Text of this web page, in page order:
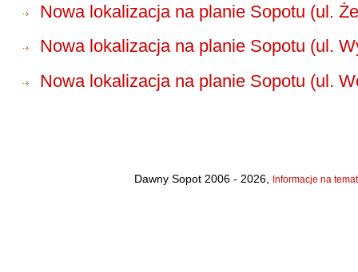
Nowa lokalizacja na planie Sopotu (ul.
Nowa lokalizacja na planie Sopotu (ul.
Nowa lokalizacja na planie Sopotu (ul.
Dawny Sopot 2006 - 2026, Informacje na